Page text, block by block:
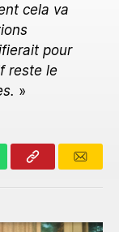
cela va
pour
reste le
»